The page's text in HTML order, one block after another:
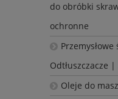
do obróbki
ochronne
Odtłuszczacze
Oleje do